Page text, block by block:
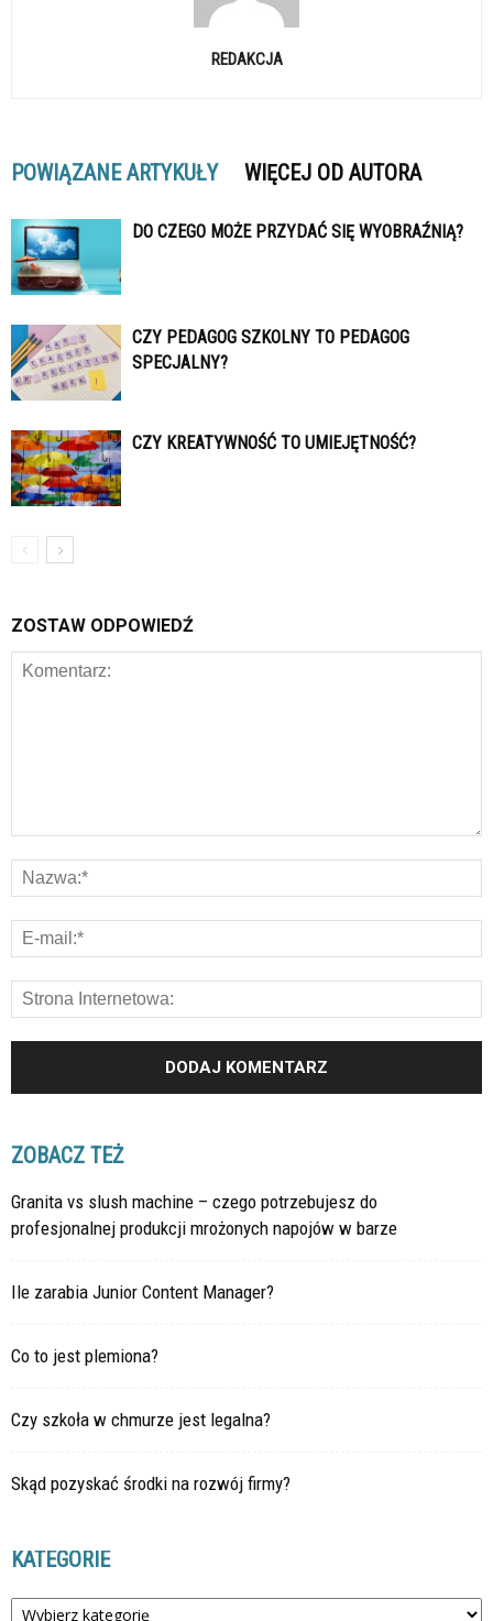
REDAKCJA
POWIĄZANE ARTYKUŁY WIĘCEJ OD AUTORA
DO CZEGO MOŻE PRZYDAĆ SIĘ WYOBRAŹNIĄ?
CZY PEDAGOG SZKOLNY TO PEDAGOG
SPECJALNY?
CZY KREATYWNOŚĆ TO UMIEJĘTNOŚĆ?
ZOSTAW ODPOWIEDŹ
ZOBACZ TEŻ
Granita vs slush machine – czego potrzebujesz do
profesjonalnej produkcji mrożonych napojów w barze
Ile zarabia Junior Content Manager?
Co to jest plemiona?
Czy szkoła w chmurze jest legalna?
Skąd pozyskać środki na rozwój firmy?
KATEGORIE
Kategorie